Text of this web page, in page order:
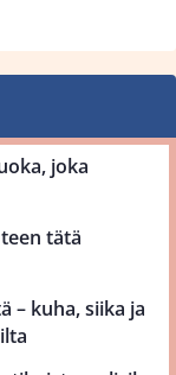
joka
tätä
– kuha, siika ja